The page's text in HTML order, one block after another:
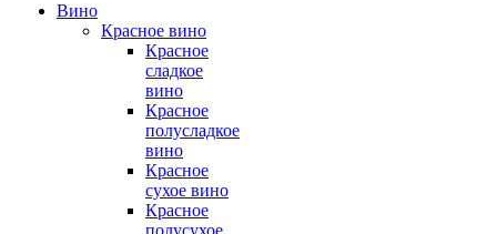
Вино
Красное вино
Красное
сладкое
вино
Красное
полусладкое
вино
Красное
сухое вино
Красное
полусухое